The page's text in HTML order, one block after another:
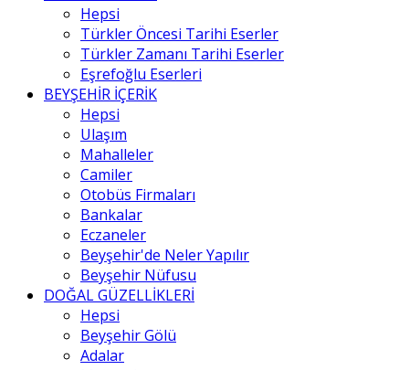
Hepsi
Türkler Öncesi Tarihi Eserler
Türkler Zamanı Tarihi Eserler
Eşrefoğlu Eserleri
BEYŞEHİR İÇERİK
Hepsi
Ulaşım
Mahalleler
Camiler
Otobüs Firmaları
Bankalar
Eczaneler
Beyşehir'de Neler Yapılır
Beyşehir Nüfusu
DOĞAL GÜZELLİKLERİ
Hepsi
Beyşehir Gölü
Adalar